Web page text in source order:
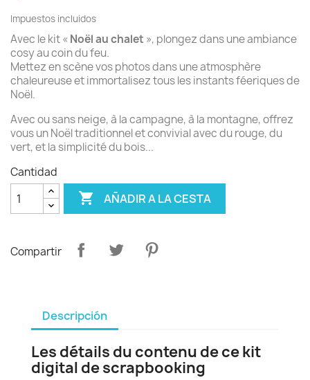
Impuestos incluidos
Avec le kit « Noël au chalet », plongez dans une ambiance
cosy au coin du feu.
Mettez en scène vos photos dans une atmosphère
chaleureuse et immortalisez tous les instants féeriques de
Noël.
Avec ou sans neige, à la campagne, à la montagne, offrez
vous un Noël traditionnel et convivial avec du rouge, du
vert, et la simplicité du bois...
Cantidad
 AÑADIR A LA CESTA
Compartir
Descripción
Les détails du contenu de ce kit
digital de scrapbooking